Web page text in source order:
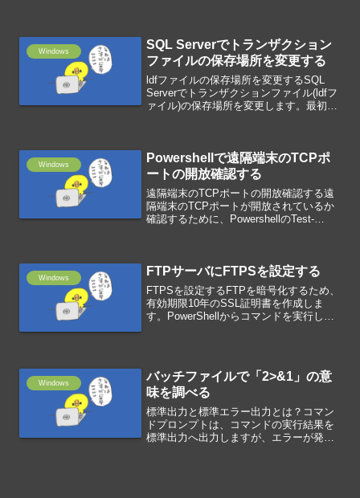
ントデバイスのドライ...
Windows
SQL Serverでトランザクション
ファイルの保存場所を変更する
ldfファイルの保存場所を変更するSQL
Serverでトランザクションファイル(ldfフ
ァイル)の保存場所を変更します。最初
Windows
Powershellで遠隔端末のTCPポ
ートの開放確認する
遠隔端末のTCPポートの開放確認する遠
隔端末のTCPポートが開放されているか
確認するために、PowershellのTest-
Windows FTPサーバにFTPSを設定する
FTPSを設定するFTPを暗号化するため、
有効期限10年のSSL証明書を作成しま
す。PowerShellからコマンドを実行しま
Windows
バッチファイルで「2>&1」の意
味を調べる
標準出力と標準エラー出力とは？コマン
ドプロンプトは、コマンドの実行結果を
標準出力へ出力しますが、エラーが発生